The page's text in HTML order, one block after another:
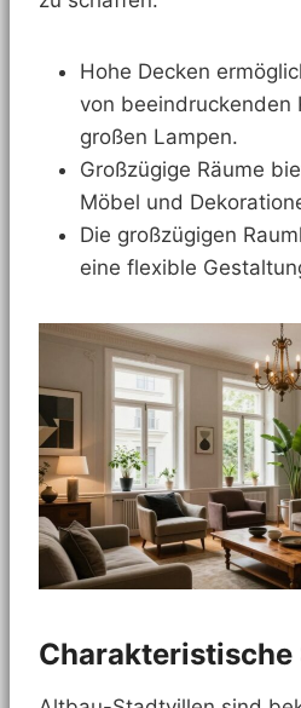
Hohe Decken
von beeindruckenden
großen Lampen.
Großzügige Räume
Möbel und
Die großzügigen
eine flexible